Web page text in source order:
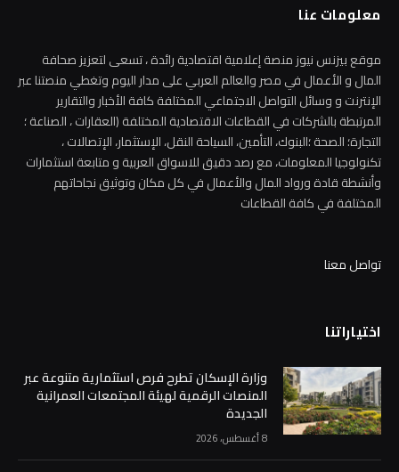
معلومات عنا
موقع بيزنس نيوز منصة إعلامية اقتصادية رائدة ، تسعى لتعزيز صحافة
المال و الأعمال في مصر والعالم العربي على مدار اليوم وتغطي منصتنا عبر
الإنترنت و وسائل التواصل الاجتماعي المختلفة كافة الأخبار والتقارير
المرتبطة بالشركات في القطاعات الاقتصادية المختلفة (العقارات ، الصناعة ؛
التجارة؛ الصحة ؛البنوك، التأمين، السياحة النقل، الإستثمار، الإتصالات ،
تكنولوجيا المعلومات، مع رصد دقيق للاسواق العربية و متابعة استثمارات
وأنشطة قادة ورواد المال والأعمال في كل مكان وتوثيق نجاحاتهم
المختلفة في كافة القطاعات
تواصل معنا
اختياراتنا
وزارة الإسكان تطرح فرص استثمارية متنوعة عبر
المنصات الرقمية لهيئة المجتمعات العمرانية
الجديدة
8 أغسطس، 2026